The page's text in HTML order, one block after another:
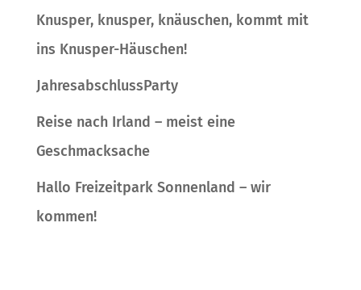
Knusper, knusper, knäuschen, kommt mit
ins Knusper-Häuschen!
JahresabschlussParty
Reise nach Irland – meist eine
Geschmacksache
Hallo Freizeitpark Sonnenland – wir
kommen!